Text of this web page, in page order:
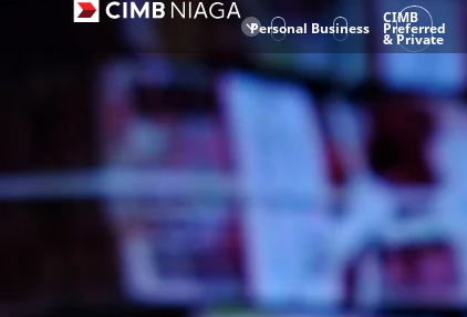
Personal Business
CIMB
Preferred
& Private